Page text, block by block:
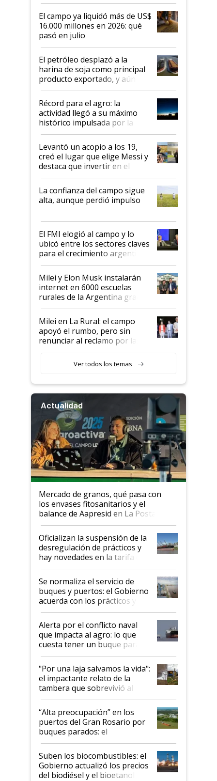
El campo ya liquidó más de US$
16.000 millones en 2026: qué
pasó en julio
El petróleo desplazó a la
harina de soja como principal
producto exportado, y aún así
el agro aportó casi seis de cada
diez dólares y sostuvo el
liderazgo en un semestre
récord
Récord para el agro: la
actividad llegó a su máximo
histórico impulsada por la
cosecha y las exportaciones
Levantó un acopio a los 19,
creó el lugar que elige Messi y
destaca que invertir en el
kirchnerismo era como "darle
plata a un hijo para droga":
Juan Félix Rossetti, el libertario
que de una dura crisis salió
de Milei
La confianza del campo sigue
alta, aunque perdió impulso
El FMI elogió al campo y lo
ubicó entre los sectores claves
para el crecimiento argentino
Milei y Elon Musk instalarán
internet en 6000 escuelas
rurales de la Argentina gracias
a un acuerdo con Starlink
Milei en La Rural: el campo
apoyó el rumbo, pero sin
renunciar al reclamo por las
Ver todos los temas
Actualidad
Mercado de granos, qué pasa con
los envases fitosanitarios y el
balance de Aapresid en La Posta
Oficializan la suspensión de la
desregulación de prácticos y
hay novedades en la tarifa de
la hidrovía
Se normaliza el servicio de
buques y puertos: el Gobierno
acuerda con los prácticos y
suspende el decreto de
desregulación
Alerta por el conflicto naval
que impacta al agro: lo que
cuesta tener un buque parado
y el peligro de que Argentina
pase a ser "país sucio"
"Por una laja salvamos la vida":
el impactante relato de la
tambera que sobrevivió al
tornado
“Alta preocupación” en los
puertos del Gran Rosario por
buques parados: el
funcionamiento de las
exportadoras en tensión tras
la medida de fuerza de los
prácticos
Suben los biocombustibles: el
Gobierno actualizó los precios
del biodiésel y el bioetanol